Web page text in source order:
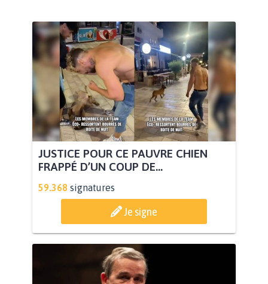
JUSTICE POUR CE PAUVRE CHIEN
FRAPPÉ D’UN COUP DE...
59.368 signatures
Je signe